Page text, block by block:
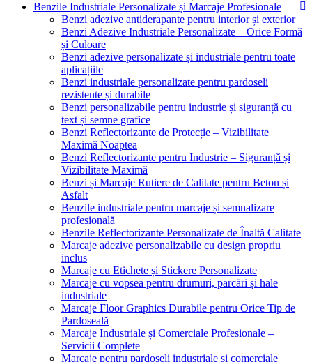
Benzile Industriale Personalizate și Marcaje Profesionale
Benzi adezive antiderapante pentru interior și exterior
Benzi Adezive Industriale Personalizate – Orice Formă
și Culoare
Benzi adezive personalizate și industriale pentru toate
aplicațiile
Benzi industriale personalizate pentru pardoseli
rezistente și durabile
Benzi personalizabile pentru industrie și siguranță cu
text și semne grafice
Benzi Reflectorizante de Protecție – Vizibilitate
Maximă Noaptea
Benzi Reflectorizante pentru Industrie – Siguranță și
Vizibilitate Maximă
Benzi și Marcaje Rutiere de Calitate pentru Beton și
Asfalt
Benzile industriale pentru marcaje și semnalizare
profesională
Benzile Reflectorizante Personalizate de Înaltă Calitate
Marcaje adezive personalizabile cu design propriu
inclus
Marcaje cu Etichete și Stickere Personalizate
Marcaje cu vopsea pentru drumuri, parcări și hale
industriale
Marcaje Floor Graphics Durabile pentru Orice Tip de
Pardoseală
Marcaje Industriale și Comerciale Profesionale –
Servicii Complete
Marcaje pentru pardoseli industriale și comerciale